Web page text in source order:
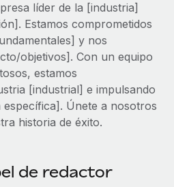
con herramientas empresariales
en RR. HH. globales
antecedentes
de colaborar con nosotros.
y automatización con IA.
y talento
líder de la [industria]
Estamos comprometidos
y nos
objetivos]. Con un equipo
estamos
[industrial] e impulsando
Únete a nosotros
historia de éxito.
de redactor